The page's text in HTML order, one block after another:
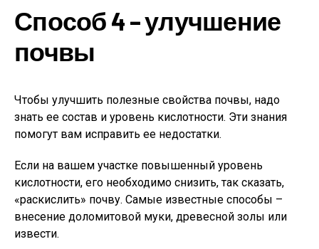
Способ 4 – улучшение
почвы
Чтобы улучшить полезные свойства почвы, надо
знать ее состав и уровень кислотности. Эти знания
помогут вам исправить ее недостатки.
Если на вашем участке повышенный уровень
кислотности, его необходимо снизить, так сказать,
«раскислить» почву. Самые известные способы –
внесение доломитовой муки, древесной золы или
извести.